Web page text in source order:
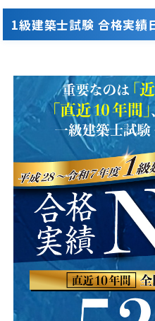
1級建築士試験 合格実績